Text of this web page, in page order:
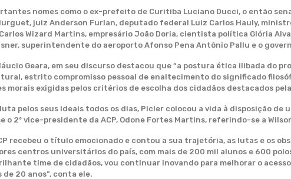
nomes como o ex-prefeito de Curitiba Luciano Ducci, o então
juiz Anderson Furlan, deputado federal Luiz Carlos Hauly,
Wizard Martins, empresário João Doria, cientista política Glória
superintendente do aeroporto Afonso Pena Antônio Pallu e o
Geara, em seu discurso destacou que “a postura ética ilibada do
estrito compromisso pessoal de enaltecimento do significado
morais exigidas pelos critérios de escolha dos cidadãos destacados
luta pelos seus ideais todos os dias, Picler colocou a vida à disposição
o 2º vice-presidente da ACP, Odone Fortes Martins, referindo-se a
recebeu o título emocionado e contou a sua trajetória, as lutas e os
centros universitários do país, com mais de 200 mil alunos e 600
time de cidadãos, vou continuar inovando para melhorar o
20 anos”, conta ele.